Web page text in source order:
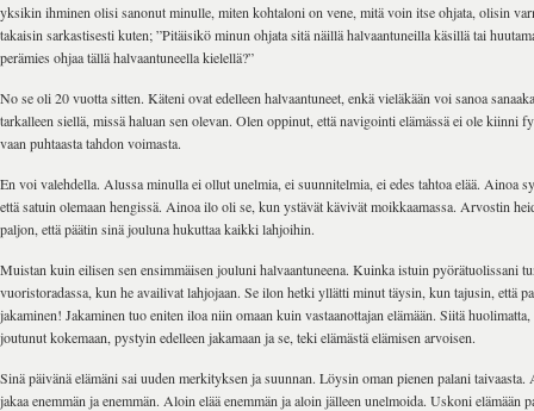
yksikin ihminen olisi sanonut minulle, miten kohtaloni on vene, mitä voin itse ohjata, olisin
takaisin sarkastisesti kuten; ”Pitäisikö minun ohjata sitä näillä halvaantuneilla käsillä tai
perämies ohjaa tällä halvaantuneella kielellä?”
No se oli 20 vuotta sitten. Käteni ovat edelleen halvaantuneet, enkä vieläkään voi sanoa
tarkalleen siellä, missä haluan sen olevan. Olen oppinut, että navigointi elämässä ei ole kiinni
vaan puhtaasta tahdon voimasta.
En voi valehdella. Alussa minulla ei ollut unelmia, ei suunnitelmia, ei edes tahtoa elää. Ainoa
että satuin olemaan hengissä. Ainoa ilo oli se, kun ystävät kävivät moikkaamassa. Arvostin
paljon, että päätin sinä jouluna hukuttaa kaikki lahjoihin.
Muistan kuin eilisen sen ensimmäisen jouluni halvaantuneena. Kuinka istuin pyörätuolissani
vuoristoradassa, kun he availivat lahjojaan. Se ilon hetki yllätti minut täysin, kun tajusin, että
jakaminen! Jakaminen tuo eniten iloa niin omaan kuin vastaanottajan elämään. Siitä
joutunut kokemaan, pystyin edelleen jakamaan ja se, teki elämästä elämisen arvoisen.
Sinä päivänä elämäni sai uuden merkityksen ja suunnan. Löysin oman pienen palani taivaasta.
jakaa enemmän ja enemmän. Aloin elää enemmän ja aloin jälleen unelmoida. Uskoni elämään